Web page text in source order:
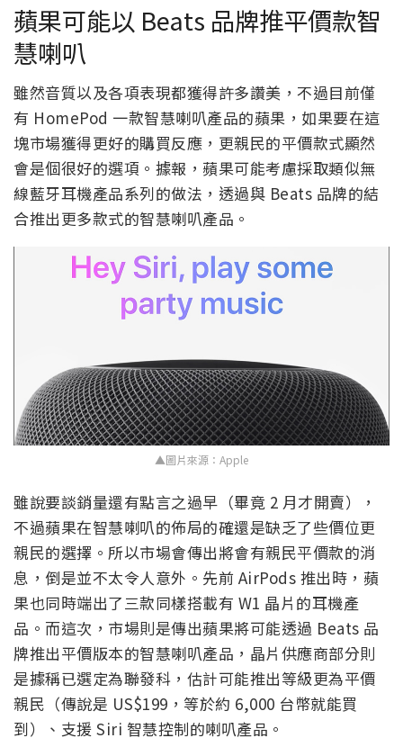
蘋果可能以 Beats 品牌推平價款智
慧喇叭
雖然音質以及各項表現都獲得許多讚美，不過目前僅
有 HomePod 一款智慧喇叭產品的蘋果，如果要在這
塊市場獲得更好的購買反應，更親民的平價款式顯然
會是個很好的選項。據報，蘋果可能考慮採取類似無
線藍牙耳機產品系列的做法，透過與 Beats 品牌的結
合推出更多款式的智慧喇叭產品。
▲圖片來源：Apple
雖說要談銷量還有點言之過早（畢竟 2 月才開賣），
不過蘋果在智慧喇叭的佈局的確還是缺乏了些價位更
親民的選擇。所以市場會傳出將會有親民平價款的消
息，倒是並不太令人意外。先前 AirPods 推出時，蘋
果也同時端出了三款同樣搭載有 W1 晶片的耳機產
品。而這次，市場則是傳出蘋果將可能透過 Beats 品
牌推出平價版本的智慧喇叭產品，晶片供應商部分則
是據稱已選定為聯發科，估計可能推出等級更為平價
親民（傳說是 US$199，等於約 6,000 台幣就能買
到）、支援 Siri 智慧控制的喇叭產品。